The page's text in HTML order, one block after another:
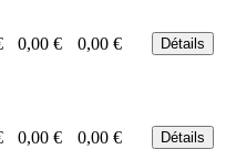
0,00 € 0,00 € Détails
0,00 € 0,00 € Détails